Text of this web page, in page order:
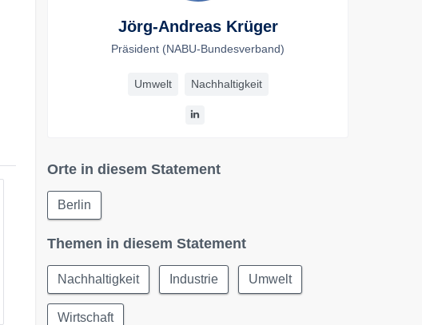
Jörg-Andreas Krüger
Präsident (NABU-Bundesverband)
Umwelt Nachhaltigkeit
Orte in diesem Statement
Berlin
Themen in diesem Statement
Nachhaltigkeit Industrie Umwelt
Wirtschaft